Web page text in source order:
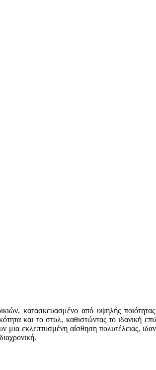
κατασκευασμένο από υψηλής
και το στυλ, καθιστώντας το ιδανική
εκλεπτυσμένη αίσθηση πολυτέλειας,